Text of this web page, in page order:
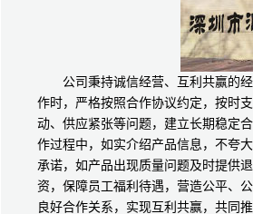
公司秉持诚信经营、互利共赢的经
作时，严格按照合作协议约定，按时
动、供应紧张等问题，建立长期稳定
作过程中，如实介绍产品信息，不夸
承诺，如产品出现质量问题及时提供
资，保障员工福利待遇，营造公平、
良好合作关系，实现互利共赢，共同